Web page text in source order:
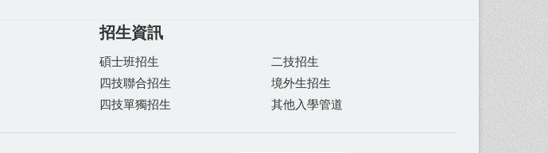
招生資訊
碩士班招生
四技聯合招生
四技單獨招生
二技招生
境外生招生
其他入學管道